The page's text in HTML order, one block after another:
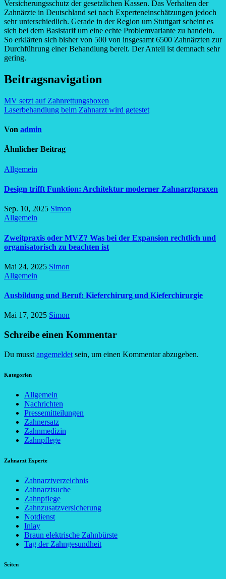
Versicherungsschutz der gesetzlichen Kassen. Das Verhalten der
Zahnärzte in Deutschland sei nach Experteneinschätzungen jedoch
sehr unterschiedlich. Gerade in der Region um Stuttgart scheint es
sich bei dem Basistarif um eine echte Problemvariante zu handeln.
So erklärten sich bisher von 500 von insgesamt 6500 Zahnärzten zur
Durchführung einer Behandlung bereit. Der Anteil ist demnach sehr
gering.
Beitragsnavigation
MV setzt auf Zahnrettungsboxen
Laserbehandlung beim Zahnarzt wird getestet
Von admin
Ähnlicher Beitrag
Allgemein
Design trifft Funktion: Architektur moderner Zahnarztpraxen
Sep. 10, 2025 Simon
Allgemein
Zweitpraxis oder MVZ? Was bei der Expansion rechtlich und
organisatorisch zu beachten ist
Mai 24, 2025 Simon
Allgemein
Ausbildung und Beruf: Kieferchirurg und Kieferchirurgie
Mai 17, 2025 Simon
Schreibe einen Kommentar
Du musst angemeldet sein, um einen Kommentar abzugeben.
Kategorien
Allgemein
Nachrichten
Pressemitteilungen
Zahnersatz
Zahnmedizin
Zahnpflege
Zahnarzt Experte
Zahnarztverzeichnis
Zahnarztsuche
Zahnpflege
Zahnzusatzversicherung
Notdienst
Inlay
Braun elektrische Zahnbürste
Tag der Zahngesundheit
Seiten